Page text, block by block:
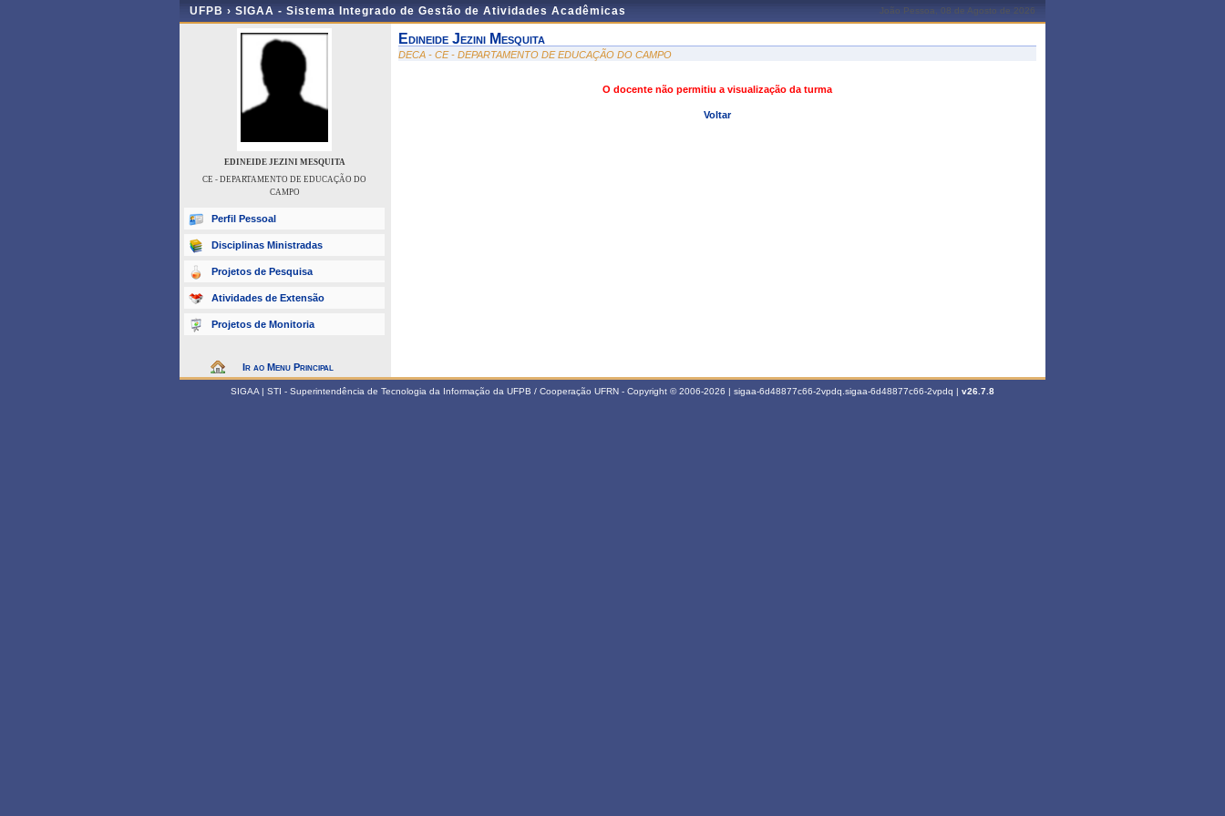
UFPB › SIGAA - Sistema Integrado de Gestão de Atividades Acadêmicas João Pessoa, 08 de Agosto de 2026
EDINEIDE JEZINI MESQUITA
CE - DEPARTAMENTO DE EDUCAÇÃO DO
CAMPO
Perfil Pessoal
Disciplinas Ministradas
Projetos de Pesquisa
Atividades de Extensão
Projetos de Monitoria
Ir ao Menu Principal
Edineide Jezini Mesquita
DECA - CE - DEPARTAMENTO DE EDUCAÇÃO DO CAMPO
O docente não permitiu a visualização da turma
Voltar
SIGAA | STI - Superintendência de Tecnologia da Informação da UFPB / Cooperação UFRN - Copyright © 2006-2026 | sigaa-6d48877c66-2vpdq.sigaa-6d48877c66-2vpdq | v26.7.8